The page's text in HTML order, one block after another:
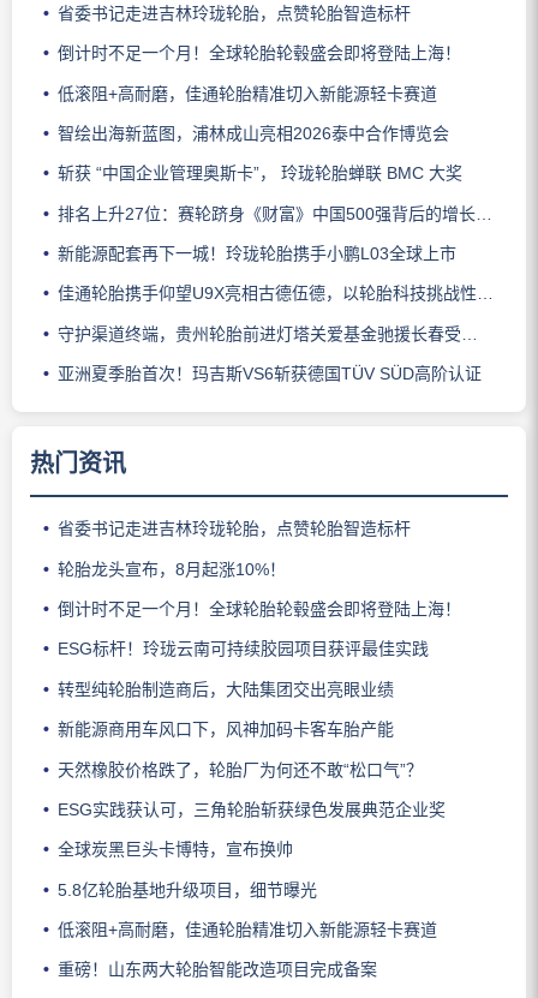
省委书记走进吉林玲珑轮胎，点赞轮胎智造标杆
倒计时不足一个月！全球轮胎轮毂盛会即将登陆上海！
低滚阻+高耐磨，佳通轮胎精准切入新能源轻卡赛道
智绘出海新蓝图，浦林成山亮相2026泰中合作博览会
斩获 “中国企业管理奥斯卡”， 玲珑轮胎蝉联 BMC 大奖
排名上升27位：赛轮跻身《财富》中国500强背后的增长逻辑
新能源配套再下一城！玲珑轮胎携手小鹏L03全球上市
佳通轮胎携手仰望U9X亮相古德伍德，以轮胎科技挑战性能边界
守护渠道终端，贵州轮胎前进灯塔关爱基金驰援长春受灾门店
亚洲夏季胎首次！玛吉斯VS6斩获德国TÜV SÜD高阶认证
热门资讯
省委书记走进吉林玲珑轮胎，点赞轮胎智造标杆
轮胎龙头宣布，8月起涨10%！
倒计时不足一个月！全球轮胎轮毂盛会即将登陆上海！
ESG标杆！玲珑云南可持续胶园项目获评最佳实践
转型纯轮胎制造商后，大陆集团交出亮眼业绩
新能源商用车风口下，风神加码卡客车胎产能
天然橡胶价格跌了，轮胎厂为何还不敢“松口气”？
ESG实践获认可，三角轮胎斩获绿色发展典范企业奖
全球炭黑巨头卡博特，宣布换帅
5.8亿轮胎基地升级项目，细节曝光
低滚阻+高耐磨，佳通轮胎精准切入新能源轻卡赛道
重磅！山东两大轮胎智能改造项目完成备案